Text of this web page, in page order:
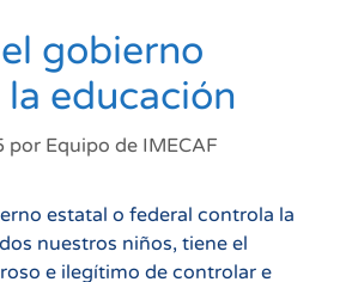
gobierno
educación
por Equipo de IMECAF
estatal o federal controla la
nuestros niños, tiene el
e ilegítimo de controlar e